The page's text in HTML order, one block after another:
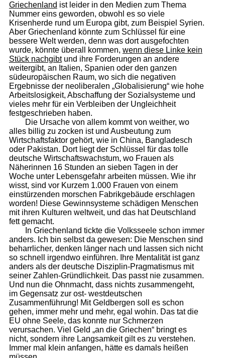
Griechenland ist leider in den Medien zum Thema
Nummer eins geworden, obwohl es so viele
Krisenherde rund um Europa gibt, zum Beispiel Syrien.
Aber Griechenland könnte zum Schlüssel für eine
bessere Welt werden, denn was dort ausgefochten
wurde, könnte überall kommen, wenn diese Linke kein
Stück nach­gibtund ihre Forderungen an andere
weitergibt, an Italien, Spanien oder den ganzen
südeuropäischen Raum, wo sich die negativen
Ergebnisse der neoliberalen „Globalisierung“ wie hohe
Arbeitslosigkeit, Abschaffung der Sozialsysteme und
vieles mehr für ein Verbleiben der Ungleichheit
festgeschrieben haben.
Die Ursache von allem kommt von weither, wo
alles billig zu zocken ist und Ausbeutung zum
Wirtschaftsfaktor gehört, wie in China, Bangladesch
oder Pakistan. Dort liegt der Schlüssel für das tolle
deutsche Wirtschaftswachstum, wo Frauen als
Näherinnen 16 Stunden an sieben Tagen in der
Woche unter Lebensgefahr arbeiten müssen. Wie ihr
wisst, sind vor Kurzem 1.000 Frauen von einem
einstürzenden morschen Fabrikgebäude erschlagen
worden! Diese Gewinnsysteme schädigen Menschen
mit ihren Kulturen weltweit, und das hat Deutschland
fett gemacht.
In Griechenland tickte die Volksseele schon immer
anders. Ich bin selbst da gewesen: Die Menschen sind
beharrlicher, denken länger nach und lassen sich nicht
so schnell irgendwo einführen. Ihre Mentalität ist ganz
anders als der deutsche Disziplin-Pragmatismus mit
seiner Zahlen-Gründlichkeit. Das passt nie zusammen.
Und nun die Ohnmacht, dass nichts zusammengeht,
im Gegensatz zur ost- westdeutschen
Zusammenführung! Mit Geldbergen soll es schon
gehen, immer mehr und mehr, egal wohin. Das tat die
EU ohne Seele, das konnte nur Schmerzen
verursachen. Viel Geld „an die Griechen“ bringt es
nicht, sondern ihre Langsamkeit gilt es zu verstehen.
Immer mal klein anfangen, hätte es damals heißen